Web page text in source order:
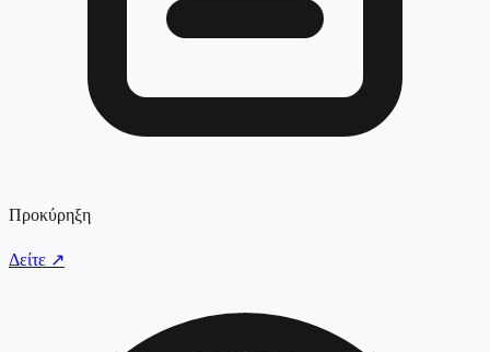
Προκύρηξη
Δείτε ↗